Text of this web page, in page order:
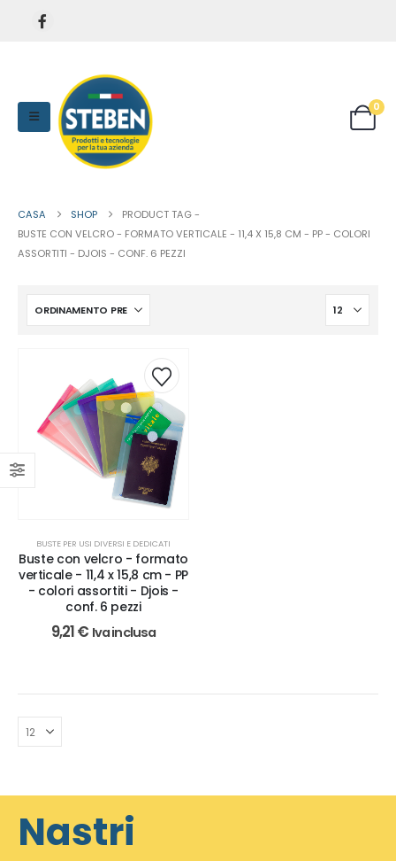
0
CASA SHOP
PRODUCT TAG -
BUSTE CON VELCRO - FORMATO VERTICALE - 11,4 X 15,8 CM - PP - COLORI
ASSORTITI - DJOIS - CONF. 6 PEZZI
BUSTE PER USI DIVERSI E DEDICATI
Buste con velcro - formato
verticale - 11,4 x 15,8 cm - PP
- colori assortiti - Djois -
conf. 6 pezzi
9,21€ Iva inclusa
Nastri